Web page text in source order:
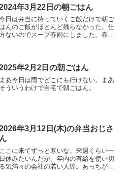
年3月22日の朝ごはん
日は弁当に持っていくご飯だけで朝ご
はんのご飯がほとんど残らなかった。仕
ないのでスープ春雨にしました。春雨
年2月2日の朝ごはん
まあ今日は雨でどこにも行けない。まあ
そういうわけで自宅で朝ごはん。
年3月12日(木)の弁当おじさ
ん
ここに来てずっと寒いな。来週くらい一
日休みたいんだが。年内の有給を使い切
る気満々の会社の若い人達。あっちがま